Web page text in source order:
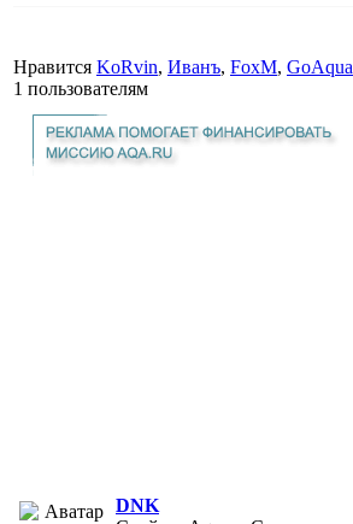
Нравится KoRvin, Иванъ, FoxM, GoAqua
1 пользователям
DNK